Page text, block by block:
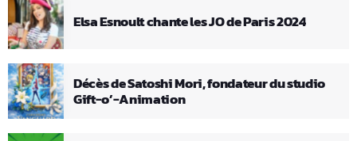
Elsa Esnoult chante les JO de Paris 2024
Décès de Satoshi Mori, fondateur du studio
Gift-o’-Animation